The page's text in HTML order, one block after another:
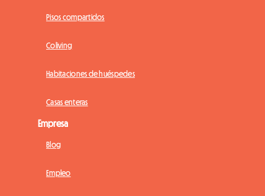
Pisos compartidos
Coliving
Habitaciones de huéspedes
Casas enteras
Empresa
Blog
Empleo